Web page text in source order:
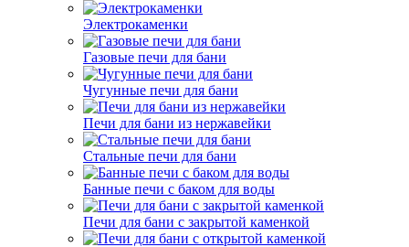
Электрокаменки
Газовые печи для бани
Чугунные печи для бани
Печи для бани из нержавейки
Стальные печи для бани
Банные печи с баком для воды
Печи для бани с закрытой каменкой